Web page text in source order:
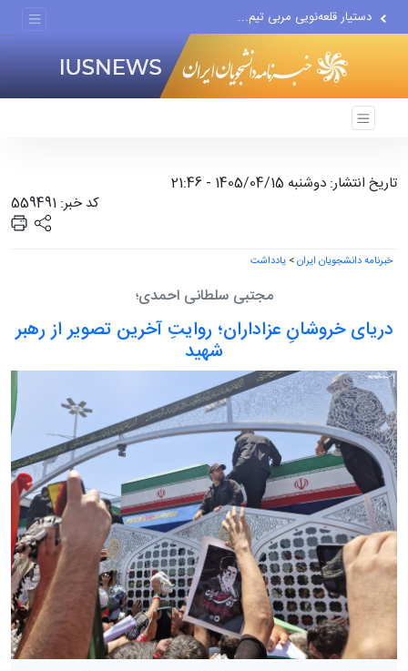
دستیار قلعه‌نویی مربی تیم...
انتشار اخبار جعلی توسط...
تاریخ انتشار: دوشنبه 1405/04/15 - 21:46
کد خبر: 559491
خبرنامه دانشجویان ایران> یادداشت
مجتبی سلطانی احمدی؛
دریای خروشانِ عزاداران؛ روایتِ آخرین تصویر از رهبر
شهید